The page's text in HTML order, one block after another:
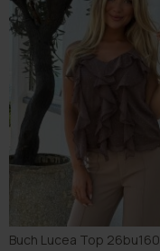
Buch Lucea Top 26bu160